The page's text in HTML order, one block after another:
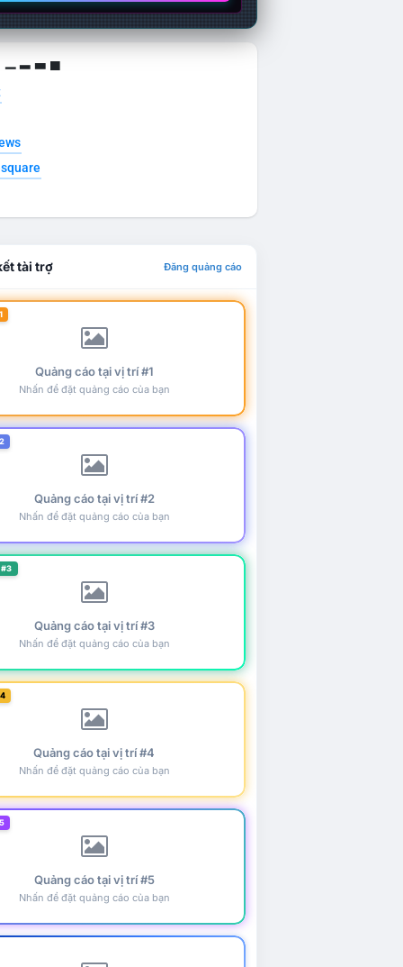
▁ ▂ ▃ ▄
tài trợ Đăng quảng cáo
Quảng cáo tại vị trí #1
Nhấn để đặt quảng cáo của bạn
Quảng cáo tại vị trí #2
Nhấn để đặt quảng cáo của bạn
Quảng cáo tại vị trí #3
Nhấn để đặt quảng cáo của bạn
Quảng cáo tại vị trí #4
Nhấn để đặt quảng cáo của bạn
Quảng cáo tại vị trí #5
Nhấn để đặt quảng cáo của bạn